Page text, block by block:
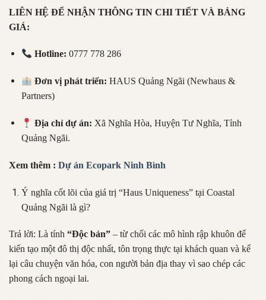
LIÊN HỆ ĐỂ NHẬN THÔNG TIN CHI TIẾT VÀ BẢNG
GIÁ:
Hotline: 0777 778 286
Đơn vị phát triển: HAUS Quảng Ngãi (Newhaus &
Partners)
Địa chỉ dự án: Xã Nghĩa Hòa, Huyện Tư Nghĩa, Tỉnh
Quảng Ngãi.
Xem thêm : Dự án Ecopark Ninh Bình
Ý nghĩa cốt lõi của giá trị “Haus Uniqueness” tại Coastal
Quảng Ngãi là gì?
Trả lời: Là tính “Độc bản” – từ chối các mô hình rập khuôn để
kiến tạo một đô thị độc nhất, tôn trọng thực tại khách quan và kể
lại câu chuyện văn hóa, con người bản địa thay vì sao chép các
phong cách ngoại lai.